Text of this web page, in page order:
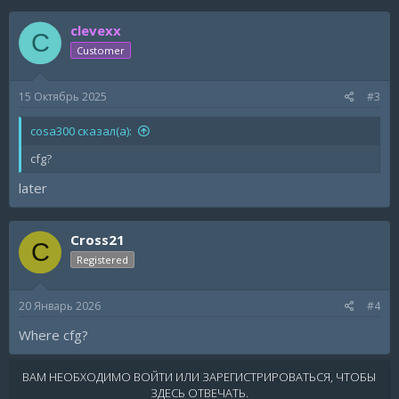
C clevexx
Customer
15 Октябрь 2025 #3
cosa300 сказал(а):
cfg?
later
C Cross21
Registered
20 Январь 2026 #4
Where cfg?
ВАМ НЕОБХОДИМО ВОЙТИ ИЛИ ЗАРЕГИСТРИРОВАТЬСЯ, ЧТОБЫ
ЗДЕСЬ ОТВЕЧАТЬ.